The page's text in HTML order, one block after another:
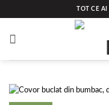
to
TOT CE